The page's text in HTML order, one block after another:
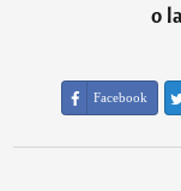
o
Facebook